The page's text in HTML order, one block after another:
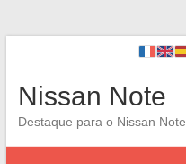
Nissan Note
Destaque para o Nissan Note